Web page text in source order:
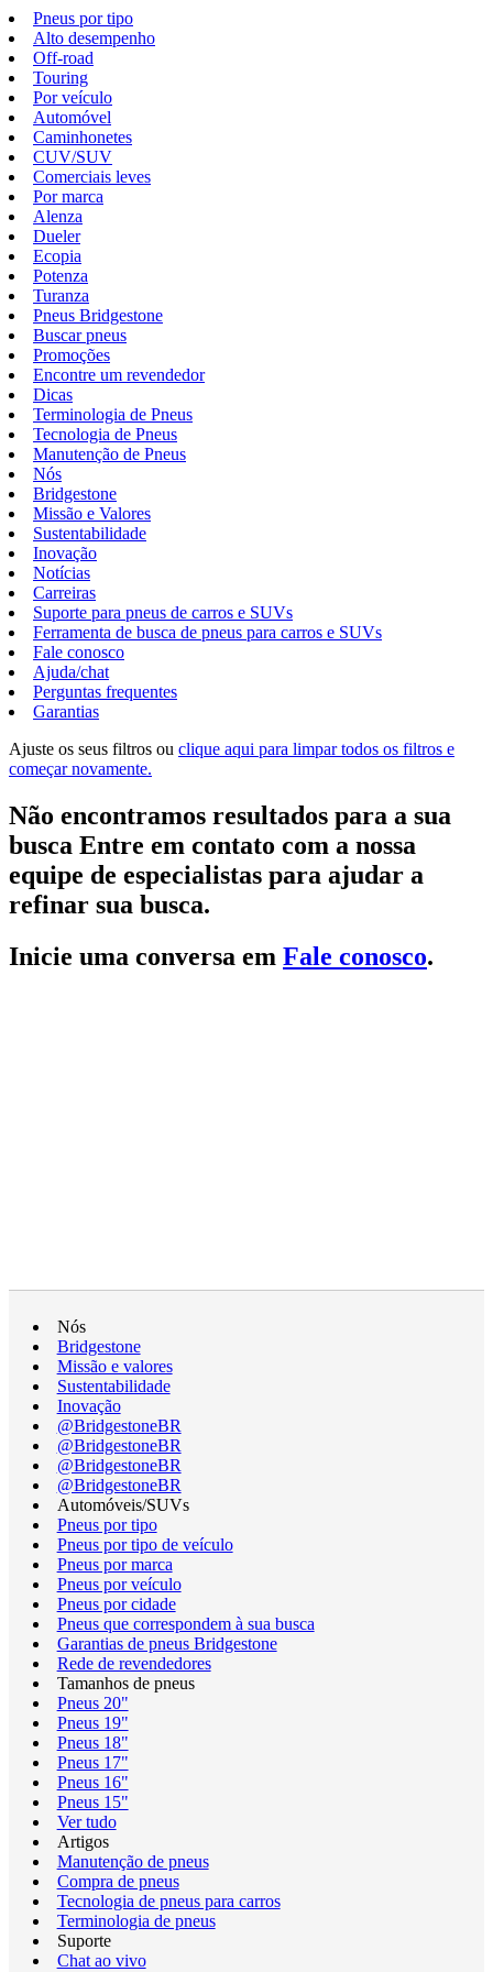
Pneus por tipo
Alto desempenho
Off-road
Touring
Por veículo
Automóvel
Caminhonetes
CUV/SUV
Comerciais leves
Por marca
Alenza
Dueler
Ecopia
Potenza
Turanza
Pneus Bridgestone
Buscar pneus
Promoções
Encontre um revendedor
Dicas
Terminologia de Pneus
Tecnologia de Pneus
Manutenção de Pneus
Nós
Bridgestone
Missão e Valores
Sustentabilidade
Inovação
Notícias
Carreiras
Suporte para pneus de carros e SUVs
Ferramenta de busca de pneus para carros e SUVs
Fale conosco
Ajuda/chat
Perguntas frequentes
Garantias
Ajuste os seus filtros ou clique aqui para limpar todos os filtros e
começar novamente.
Não encontramos resultados para a sua
busca Entre em contato com a nossa
equipe de especialistas para ajudar a
refinar sua busca.
Inicie uma conversa em Fale conosco.
Nós
Bridgestone
Missão e valores
Sustentabilidade
Inovação
@BridgestoneBR
@BridgestoneBR
@BridgestoneBR
@BridgestoneBR
Automóveis/SUVs
Pneus por tipo
Pneus por tipo de veículo
Pneus por marca
Pneus por veículo
Pneus por cidade
Pneus que correspondem à sua busca
Garantias de pneus Bridgestone
Rede de revendedores
Tamanhos de pneus
Pneus 20"
Pneus 19"
Pneus 18"
Pneus 17"
Pneus 16"
Pneus 15"
Ver tudo
Artigos
Manutenção de pneus
Compra de pneus
Tecnologia de pneus para carros
Terminologia de pneus
Suporte
Chat ao vivo